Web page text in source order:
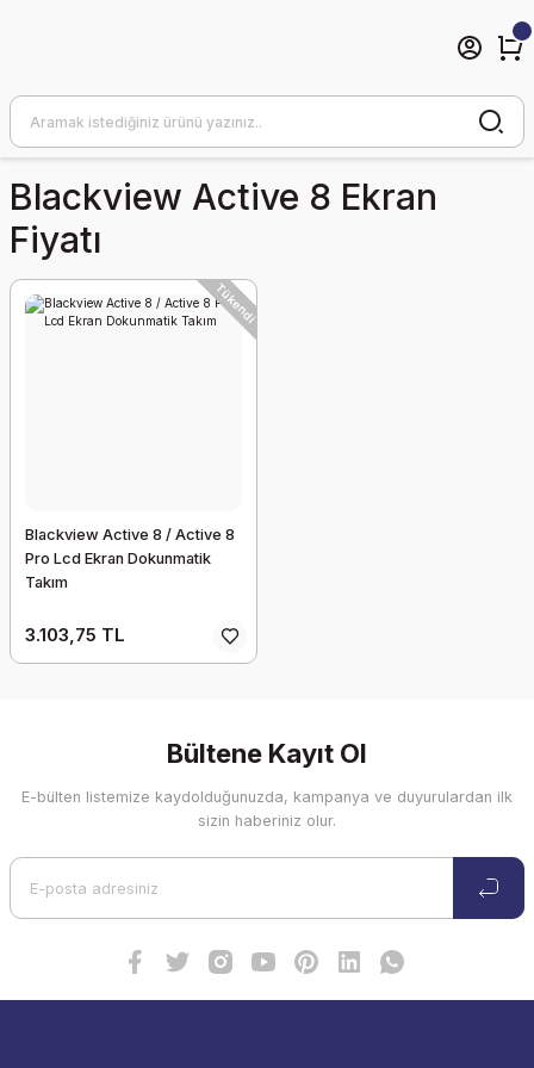
Blackview Active 8 Ekran
Fiyatı
Tükendi
Blackview Active 8 / Active 8
Pro Lcd Ekran Dokunmatik
Takım
3.103,75 TL
Bültene Kayıt Ol
E-bülten listemize kaydolduğunuzda, kampanya ve duyurulardan ilk
sizin haberiniz olur.